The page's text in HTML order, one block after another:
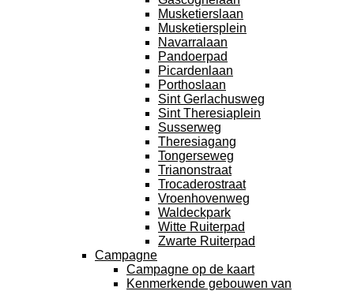
Musketierslaan
Musketiersplein
Navarralaan
Pandoerpad
Picardenlaan
Porthoslaan
Sint Gerlachusweg
Sint Theresiaplein
Susserweg
Theresiagang
Tongerseweg
Trianonstraat
Trocaderostraat
Vroenhovenweg
Waldeckpark
Witte Ruiterpad
Zwarte Ruiterpad
Campagne
Campagne op de kaart
Kenmerkende gebouwen van